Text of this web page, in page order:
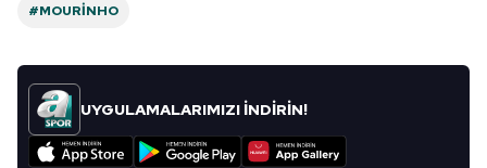
#MOURINHO
UYGULAMALARIMIZI İNDİRİN!